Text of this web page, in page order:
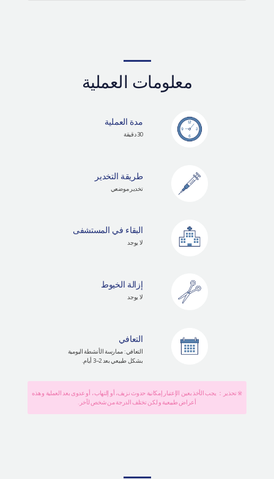
معلومات العملية
مدة العملية
30 دقيقة
طريقة التخدير
تخدير موضعي
البقاء في المستشفى
لا يوجد
إزالة الخيوط
لا يوجد
التعافي
التعافي: ممارسة الأنشطة اليومية
بشكل طبيعي بعد 2~3 أيام.
※ تحذير： يجب الأخذ بعين الإعتبار إمكانية حدوث نزيف، أو إلتهاب ، أو عدوى بعد العملية و هذه
أعراض طبيعية و لكن تختلف الدرجة من شخص لآخر.